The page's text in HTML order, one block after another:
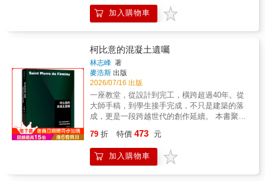
多轟動一時的經典作品，諸如華盛頓特區的國
家藝廊東廂、巴黎的羅浮宮擴建、中國香港的
的藝術旅程，精選50件最具代表性的作品，詳
盡描繪了每一座建築從構思到實現的過程，展
現了貝聿銘輝煌的建築生涯。【本書特色】．
全球唯一官方作品集！．由專業建築作家菲力
浦．裘蒂狄歐（Philip Jodidio）和貝聿銘合夥
建築事務所（I. M. Pei & Partners）媒體公關
部主任珍妮．史壯（Janet Adams Strong）共
同執筆，完全記錄貝聿銘的52件作品，其設計
過程和歷史背景。．精心整理的分類索引目
華大學通識教育中心教授徐明松／銘傳大學建
築系助理教授 洪育成／考工記工程顧問公司負
責人張清華／九典聯合建築師事務所主持建築
加入購物車
柯比意的混凝土遺囑
林志峰 著
麥浩斯 出版
2026/07/16 出版
一座教堂，從設計到完工，橫跨超過40年。從
大師手稿，到學生接手完成，不只是建築的落
成，更是一段跨越世代的創作延續。 本書聚焦
教堂，一件在他逝世後才得以實現的作品。歷
經工程中斷、資金困境與時代轉變，最終於21
世紀完成，成為建築史上極具象徵性的「混凝
79 折 特價 473 元
加入購物車